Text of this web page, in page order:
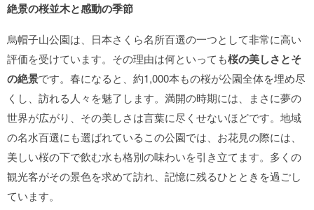
絶景の桜並木と感動の季節
烏帽子山公園は、日本さくら名所百選の一つとして非常に高い
評価を受けています。その理由は何といっても桜の美しさとそ
の絶景です。春になると、約1,000本もの桜が公園全体を埋め尽
くし、訪れる人々を魅了します。満開の時期には、まさに夢の
世界が広がり、その美しさは言葉に尽くせないほどです。地域
の名水百選にも選ばれているこの公園では、お花見の際には、
美しい桜の下で飲む水も格別の味わいを引き立てます。多くの
観光客がその景色を求めて訪れ、記憶に残るひとときを過ごし
ています。